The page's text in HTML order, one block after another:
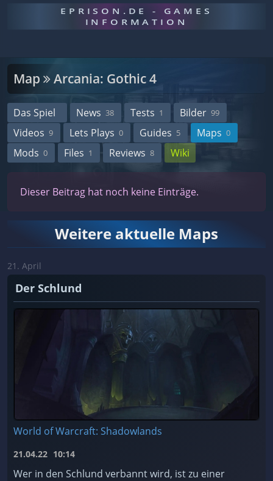
EPRISON.DE - GAMES
INFORMATION
Map Arcania: Gothic 4
Das Spiel News 38 Tests 1 Bilder 99
Videos 9 Lets Plays 0 Guides 5 Maps 0
Mods 0 Files 1 Reviews 8 Wiki
Dieser Beitrag hat noch keine Einträge.
Weitere aktuelle Maps
21. April
Der Schlund
World of Warcraft: Shadowlands
21.04.22 10:14
Wer in den Schlund verbannt wird, ist zu einer